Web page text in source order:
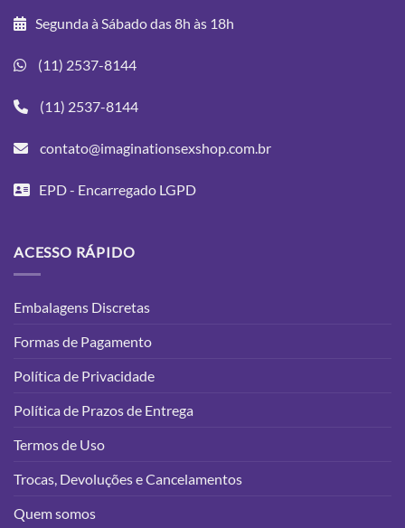
Segunda à Sábado das 8h às 18h
(11) 2537-8144
(11) 2537-8144
contato@imaginationsexshop.com.br
EPD - Encarregado LGPD
ACESSO RÁPIDO
Embalagens Discretas
Formas de Pagamento
Política de Privacidade
Política de Prazos de Entrega
Termos de Uso
Trocas, Devoluções e Cancelamentos
Quem somos